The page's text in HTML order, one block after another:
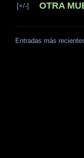
[+/-] OTRA
Entradas más